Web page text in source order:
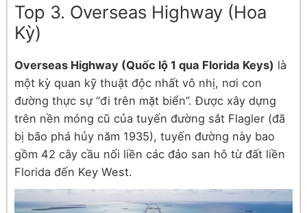
Top 3. Overseas Highway (Hoa
Kỳ)
Overseas Highway (Quốc lộ 1 qua Florida Keys) là
một kỳ quan kỹ thuật độc nhất vô nhị, nơi con
đường thực sự “đi trên mặt biển”. Được xây dựng
trên nền móng cũ của tuyến đường sắt Flagler (đã
bị bão phá hủy năm 1935), tuyến đường này bao
gồm 42 cây cầu nối liền các đảo san hô từ đất liền
Florida đến Key West.